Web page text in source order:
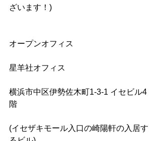
ざいます！)
オープンオフィス
星羊社オフィス
横浜市中区伊勢佐木町1-3-1 イセビル4
階
(イセザキモール入口の崎陽軒の入居す